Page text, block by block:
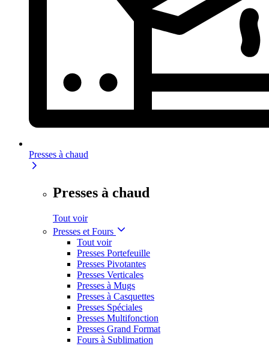
Presses à chaud
Presses à chaud
Tout voir
Presses et Fours
Tout voir
Presses Portefeuille
Presses Pivotantes
Presses Verticales
Presses à Mugs
Presses à Casquettes
Presses Spéciales
Presses Multifonction
Presses Grand Format
Fours à Sublimation